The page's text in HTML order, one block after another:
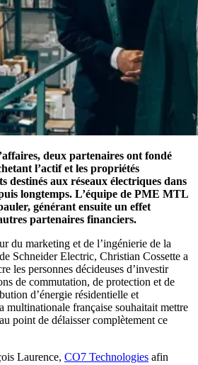
deux partenaires ont fondé
l’actif et les propriétés
destinés aux réseaux électriques dans
longtemps. L’équipe de PME MTL
générant ensuite un effet
partenaires financiers.
du marketing et de l’ingénierie de la
Schneider Electric, Christian Cossette a
les personnes décideuses d’investir
de commutation, de protection et de
d’énergie résidentielle et
multinationale française souhaitait mettre
point de délaisser complètement ce
Laurence, CO7 Technologies afin